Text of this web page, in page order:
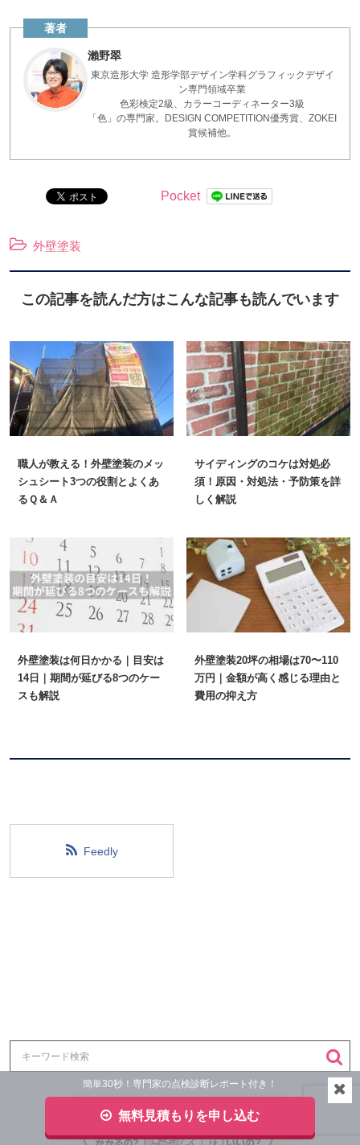
瀨野翠
東京造形大学 造形学部デザイン学科グラフィックデザイ
ン専門領域卒業
色彩検定2級、カラーコーディネーター3級
「色」の専門家。DESIGN COMPETITION優秀賞、ZOKEI
賞候補他。
Pocket
外壁塗装
この記事を読んだ方はこんな記事も読んでいます
職人が教える！外壁塗装のメッ
シュシート3つの役割とよくあ
るＱ＆Ａ
サイディングのコケは対処必
須！原因・対処法・予防策を詳
しく解説
外壁塗装は何日かかる｜目安は
14日｜期間が延びる8つのケー
スも解説
外壁塗装20坪の相場は70〜110
万円｜金額が高く感じる理由と
費用の抑え方
Feedly
簡単30秒！専門家の点検診断レポート付き！
無料見積もりを申し込む